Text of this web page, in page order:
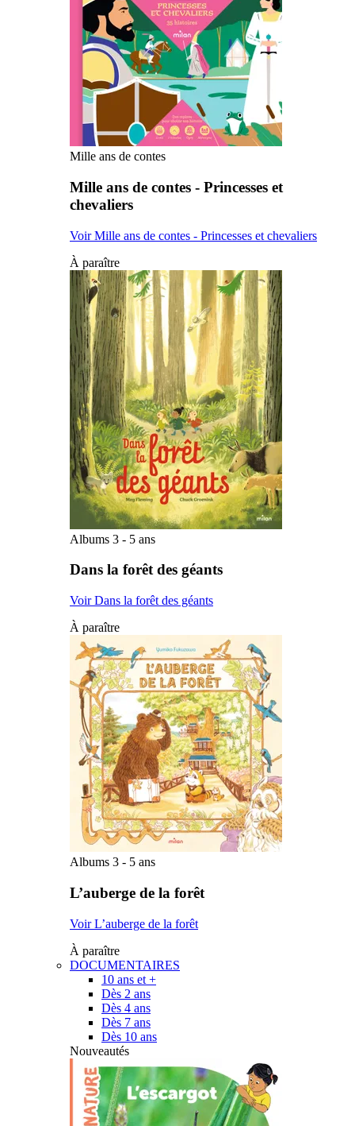
Mille ans de contes
Mille ans de contes - Princesses et
chevaliers
Voir Mille ans de contes - Princesses et chevaliers
À paraître
Albums 3 - 5 ans
Dans la forêt des géants
Voir Dans la forêt des géants
À paraître
Albums 3 - 5 ans
L’auberge de la forêt
Voir L’auberge de la forêt
À paraître
DOCUMENTAIRES
10 ans et +
Dès 2 ans
Dès 4 ans
Dès 7 ans
Dès 10 ans
Nouveautés